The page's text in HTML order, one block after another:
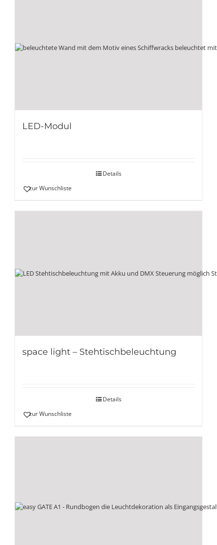
LED-Modul
Details
zur Wunschliste
space light – Stehtischbeleuchtung
Details
zur Wunschliste